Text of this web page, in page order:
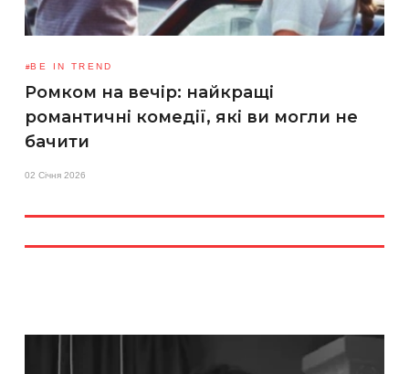
BE IN TREND
Ромком на вечір: найкращі
романтичні комедії, які ви могли не
бачити
02 Січня 2026